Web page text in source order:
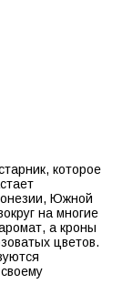
которое
Южной
на многие
а кроны
цветов.